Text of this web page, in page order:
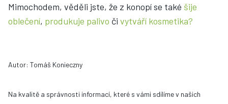
Mimochodem, věděli jste, že z konopí se také šije
oblečení, produkuje palivo či vytváří kosmetika?
Autor: Tomáš Konieczny
Na kvalitě a správnosti informací, které s vámi sdílíme v našich